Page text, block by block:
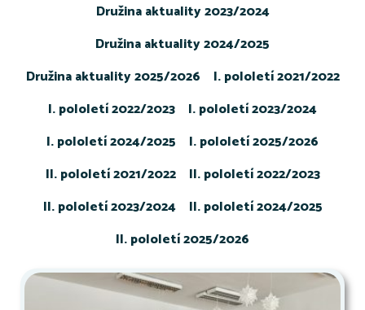
Družina aktuality 2023/2024
Družina aktuality 2024/2025
Družina aktuality 2025/2026
I. pololetí 2021/2022
I. pololetí 2022/2023
I. pololetí 2023/2024
I. pololetí 2024/2025
I. pololetí 2025/2026
II. pololetí 2021/2022
II. pololetí 2022/2023
II. pololetí 2023/2024
II. pololetí 2024/2025
II. pololetí 2025/2026